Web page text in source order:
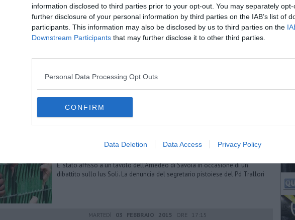
information disclosed to third parties prior to your opt-out. You may separately
further disclosure of your personal information by third parties on the IAB’s list of
participants. This information may also be disclosed by us to third parties on the
Downstream Participants that may further disclose it to other third parties.
Personal Data Processing Opt Outs
CONFIRM
Data Deletion Data Access Privacy Policy
Successo immediato per la mostra dedicata alla straordinaria collezione
dei 20 arazzi commissionati da Cosimo I al Pontormo e al Bronzino
Rossi
Striscione con insulti razzisti in un liceo
E' stato affisso a un tavolo dell'Amedeo di Savoia in occasione di un
dibattito sullo Ius Soli. La denuncia del segretario pistoiese del Pd Trallori
MARTEDÌ 03 FEBBRAIO 2015 ORE 17:15